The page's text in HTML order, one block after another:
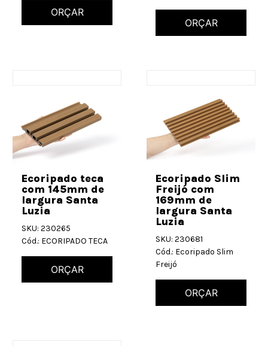
ORÇAR
ORÇAR
Ecoripado teca
com 145mm de
largura Santa
Luzia
SKU: 230265
Cód.: ECORIPADO TECA
ORÇAR
Ecoripado Slim
Freijó com
169mm de
largura Santa
Luzia
SKU: 230681
Cód.: Ecoripado Slim
Freijó
ORÇAR